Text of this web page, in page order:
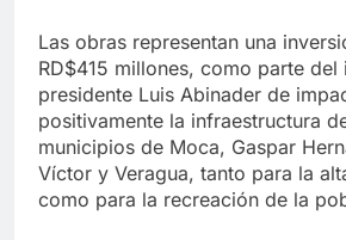
Las obras representan una
RD$415 millones, como parte del
presidente Luis Abinader de
positivamente la infraestructura
municipios de Moca, Gaspar
Víctor y Veragua, tanto para la
como para la recreación de la